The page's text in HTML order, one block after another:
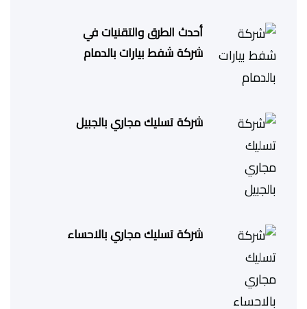
أحدث الطرق والتقنيات في
شركة شفط بيارات بالدمام
شركة تسليك مجاري بالجبيل
شركة تسليك مجاري بالاحساء